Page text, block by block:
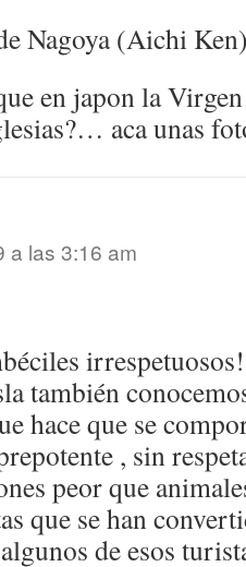
Nagoya (Aichi
en japon la
aca unas
a las 3:16 am
también
hace que se
, sin
peor que
que se han
de esos